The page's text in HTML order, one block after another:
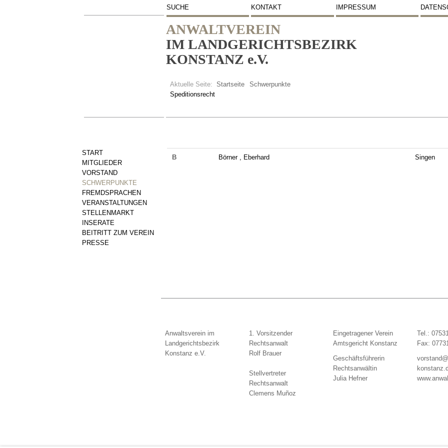
SUCHE KONTAKT IMPRESSUM
ANWALTVEREIN
IM LANDGERICHTSBEZIRK
KONSTANZ e.V.
Aktuelle Seite: Startseite
Schwerpunkte
Speditionsrecht
B Börner , Eberhard Singen
START
MITGLIEDER
VORSTAND
SCHWERPUNKTE
FREMDSPRACHEN
VERANSTALTUNGEN
STELLENMARKT
INSERATE
BEITRITT ZUM VEREIN
PRESSE
Anwaltsverein im
Landgerichtsbezirk
Konstanz e.V.
1. Vorsitzender
Rechtsanwalt
Rolf Brauer
Stellvertreter
Rechtsanwalt
Clemens Muñoz
Eingetragener Verein
Amtsgericht Konstanz
Geschäftsführerin
Rechtsanwältin
Julia Hefner
Tel.:
Fax: